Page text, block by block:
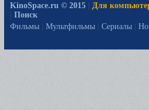
KinoSpace.ru © 2015 Для
Поиск
Фильмы
Мультфильмы Сериалы